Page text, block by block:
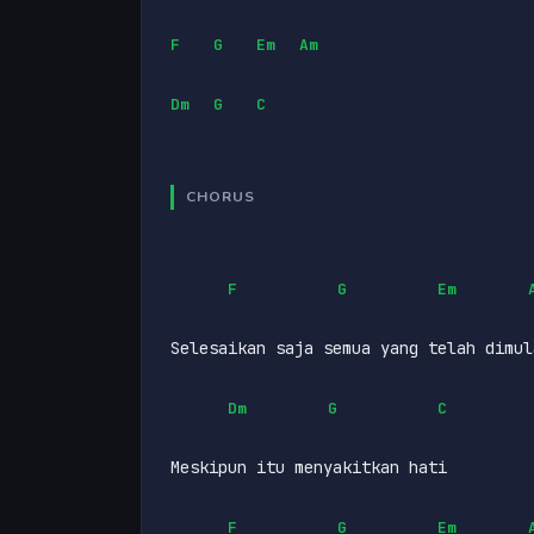
F G Em Am
Dm G C
CHORUS
F G Em
Selesaikan saja semua yang telah
Dm G C
Meskipun itu menyakitkan hati
F G Em